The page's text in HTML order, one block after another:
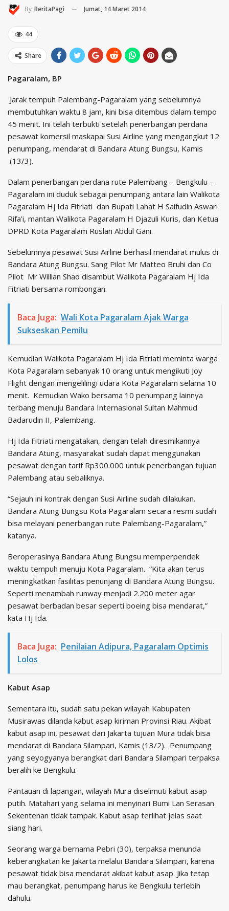
By BeritaPagi Jumat, 14 Maret 2014
44
Share
Pagaralam, BP
Jarak tempuh Palembang-Pagaralam yang sebelumnya
membutuhkan waktu 8 jam, kini bisa ditembus dalam tempo
45 menit. Ini telah terbukti setelah penerbangan perdana
pesawat komersil maskapai Susi Airline yang mengangkut 12
penumpang, mendarat di Bandara Atung Bungsu, Kamis
(13/3).
Dalam penerbangan perdana rute Palembang – Bengkulu –
Pagaralam ini duduk sebagai penumpang antara lain Walikota
Pagaralam Hj Ida Fitriati dan Bupati Lahat H Saifudin Aswari
Rifa’i, mantan Walikota Pagaralam H Djazuli Kuris, dan Ketua
DPRD Kota Pagaralam Ruslan Abdul Gani.
Sebelumnya pesawat Susi Airline berhasil mendarat mulus di
Bandara Atung Bungsu. Sang Pilot Mr Matteo Bruhi dan Co
Pilot Mr Willian Shao disambut Walikota Pagaralam Hj Ida
Fitriati bersama rombongan.
Baca Juga: Wali Kota Pagaralam Ajak Warga
Sukseskan Pemilu
Kemudian Walikota Pagaralam Hj Ida Fitriati meminta warga
Kota Pagaralam sebanyak 10 orang untuk mengikuti Joy
Flight dengan mengelilingi udara Kota Pagaralam selama 10
menit. Kemudian Wako bersama 10 penumpang lainnya
terbang menuju Bandara Internasional Sultan Mahmud
Badarudin II, Palembang.
Hj Ida Fitriati mengatakan, dengan telah diresmikannya
Bandara Atung, masyarakat sudah dapat menggunakan
pesawat dengan tarif Rp300.000 untuk penerbangan tujuan
Palembang atau sebaliknya.
“Sejauh ini kontrak dengan Susi Airline sudah dilakukan.
Bandara Atung Bungsu Kota Pagaralam secara resmi sudah
bisa melayani penerbangan rute Palembang-Pagaralam,”
katanya.
Beroperasinya Bandara Atung Bungsu memperpendek
waktu tempuh menuju Kota Pagaralam. “Kita akan terus
meningkatkan fasilitas penunjang di Bandara Atung Bungsu.
Seperti menambah runway menjadi 2.200 meter agar
pesawat berbadan besar seperti boeing bisa mendarat,”
kata Hj Ida.
Baca Juga: Penilaian Adipura, Pagaralam Optimis
Lolos
Kabut Asap
Sementara itu, sudah satu pekan wilayah Kabupaten
Musirawas dilanda kabut asap kiriman Provinsi Riau. Akibat
kabut asap ini, pesawat dari Jakarta tujuan Mura tidak bisa
mendarat di Bandara Silampari, Kamis (13/2). Penumpang
yang seyogyanya berangkat dari Bandara Silampari terpaksa
beralih ke Bengkulu.
Pantauan di lapangan, wilayah Mura diselimuti kabut asap
putih. Matahari yang selama ini menyinari Bumi Lan Serasan
Sekentenan tidak tampak. Kabut asap terlihat jelas saat
siang hari.
Seorang warga bernama Pebri (30), terpaksa menunda
keberangkatan ke Jakarta melalui Bandara Silampari, karena
pesawat tidak bisa mendarat akibat kabut asap. Jika tetap
mau berangkat, penumpang harus ke Bengkulu terlebih
dahulu.